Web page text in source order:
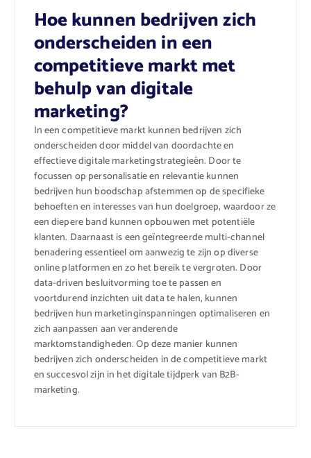
Hoe kunnen bedrijven zich
onderscheiden in een
competitieve markt met
behulp van digitale
marketing?
In een competitieve markt kunnen bedrijven zich
onderscheiden door middel van doordachte en
effectieve digitale marketingstrategieën. Door te
focussen op personalisatie en relevantie kunnen
bedrijven hun boodschap afstemmen op de specifieke
behoeften en interesses van hun doelgroep, waardoor ze
een diepere band kunnen opbouwen met potentiële
klanten. Daarnaast is een geïntegreerde multi-channel
benadering essentieel om aanwezig te zijn op diverse
online platformen en zo het bereik te vergroten. Door
data-driven besluitvorming toe te passen en
voortdurend inzichten uit data te halen, kunnen
bedrijven hun marketinginspanningen optimaliseren en
zich aanpassen aan veranderende
marktomstandigheden. Op deze manier kunnen
bedrijven zich onderscheiden in de competitieve markt
en succesvol zijn in het digitale tijdperk van B2B-
marketing.